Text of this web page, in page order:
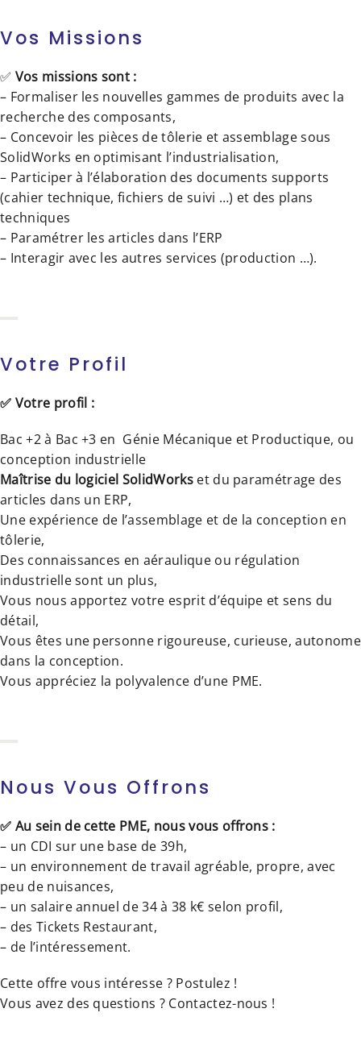
Vos Missions
✅ Vos missions sont :
– Formaliser les nouvelles gammes de produits avec la
recherche des composants,
– Concevoir les pièces de tôlerie et assemblage sous
SolidWorks en optimisant l’industrialisation,
– Participer à l’élaboration des documents supports
(cahier technique, fichiers de suivi …) et des plans
techniques
– Paramétrer les articles dans l’ERP
– Interagir avec les autres services (production …).
Votre Profil
✅ Votre profil :
Bac +2 à Bac +3 en Génie Mécanique et Productique, ou
conception industrielle
Maîtrise du logiciel SolidWorkset du paramétrage des
articles dans un ERP,
Une expérience de l’assemblage et de la conception en
tôlerie,
Des connaissances en aéraulique ou régulation
industrielle sont un plus,
Vous nous apportez votre esprit d’équipe et sens du
détail,
Vous êtes une personne rigoureuse, curieuse, autonome
dans la conception.
Vous appréciez la polyvalence d’une PME.
Nous Vous Offrons
✅ Au sein de cette PME, nous vous offrons :
– un CDI sur une base de 39h,
– un environnement de travail agréable, propre, avec
peu de nuisances,
– un salaire annuel de 34 à 38 k€ selon profil,
– des Tickets Restaurant,
– de l’intéressement.
Cette offre vous intéresse ? Postulez !
Vous avez des questions ? Contactez-nous !